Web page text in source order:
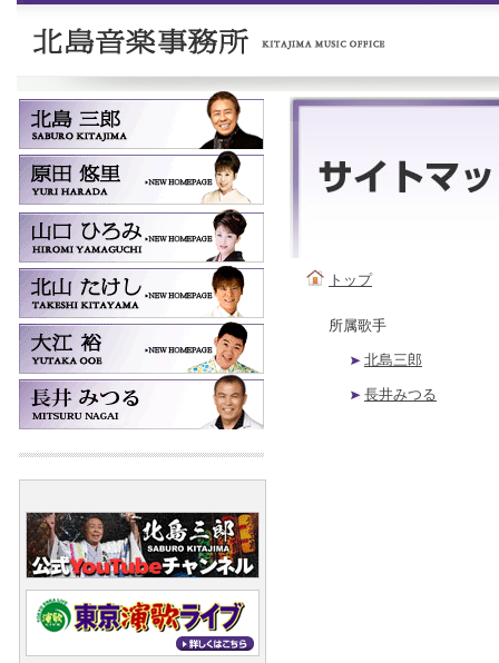
トップ
所属歌手
北島三郎
長井みつる